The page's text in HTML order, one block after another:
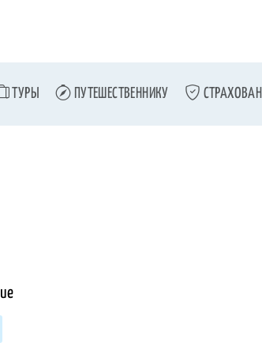
ТУРЫ ПУТЕШЕСТВЕННИКУ